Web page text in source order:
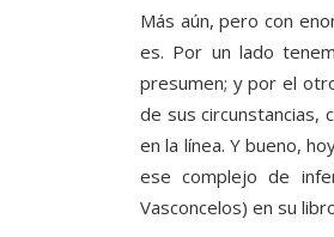
Más aún, pero con
es. Por un lado
presumen; y por el
de sus circunstancias,
en la línea. Y bueno,
ese complejo de
Vasconcelos) en su